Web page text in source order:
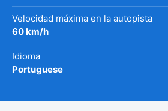
Velocidad máxima en la autopista
60 km/h
Idioma
Portuguese